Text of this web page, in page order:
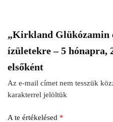
„Kirkland Glükózamin
ízületekre – 5 hónapra,
elsőként
Az e-mail címet nem tesszük
karakterrel jelöltük
A te értékelésed *